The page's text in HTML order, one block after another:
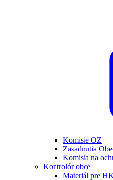
Komisie OZ
Zasadnutia
Komisia na
Kontrolór obce
Materiál pre